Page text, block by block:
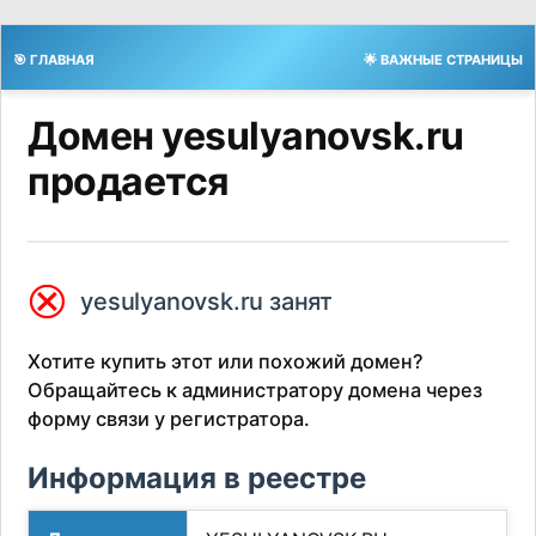
🎯 ГЛАВНАЯ 🌟 ВАЖНЫЕ СТРАНИЦЫ
Домен yesulyanovsk.ru
продается
⮿ yesulyanovsk.ru занят
Хотите купить этот или похожий домен?
Обращайтесь к администратору домена через
форму связи у регистратора.
Информация в реестре